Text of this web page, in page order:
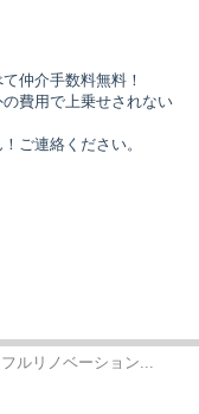
仲介手数料無料！
費用で上乗せされない
ご連絡ください。
フルリノベーション...